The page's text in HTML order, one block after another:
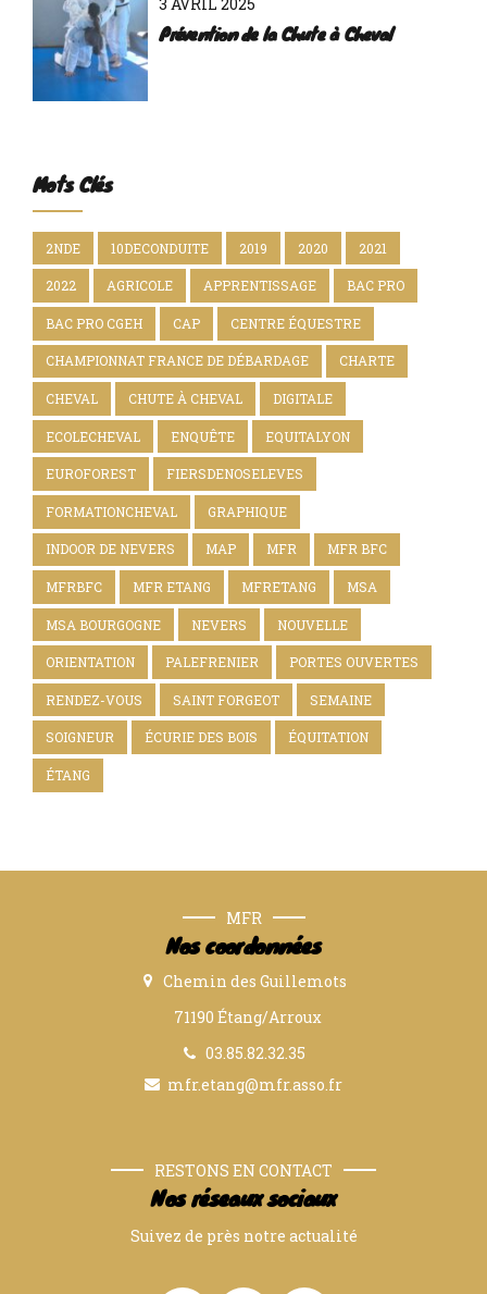
Prévention de la Chute à Cheval
Mots Clés
2NDE 10DECONDUITE 2019 2020 2021
2022 AGRICOLE APPRENTISSAGE BAC PRO
BAC PRO CGEH CAP CENTRE ÉQUESTRE
CHAMPIONNAT FRANCE DE DÉBARDAGE CHARTE
CHEVAL CHUTE À CHEVAL DIGITALE
ECOLECHEVAL ENQUÊTE EQUITALYON
EUROFOREST FIERSDENOSELEVES
FORMATIONCHEVAL GRAPHIQUE
INDOOR DE NEVERS MAP MFR MFR BFC
MFRBFC MFR ETANG MFRETANG MSA
MSA BOURGOGNE NEVERS NOUVELLE
ORIENTATION PALEFRENIER PORTES OUVERTES
RENDEZ-VOUS SAINT FORGEOT SEMAINE
SOIGNEUR ÉCURIE DES BOIS ÉQUITATION
ÉTANG
MFR
Nos coordonnées
Chemin des Guillemots
71190 Étang/Arroux
03.85.82.32.35
mfr.etang@mfr.asso.fr
RESTONS EN CONTACT
Nos réseaux sociaux
Suivez de près notre actualité